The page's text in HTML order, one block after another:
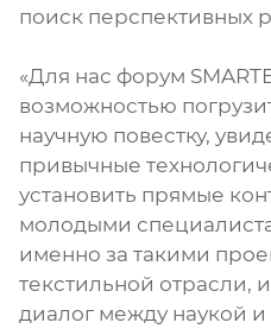
поиск перспективных
«Для нас форум
возможностью
научную повестку,
привычные
установить прямые
молодыми
именно за такими
текстильной отрасли,
диалог между наукой